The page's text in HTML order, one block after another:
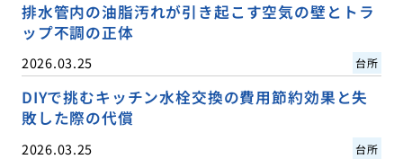
排水管内の油脂汚れが引き起こす空気の壁とトラ
ップ不調の正体
2026.03.25 台所
DIYで挑むキッチン水栓交換の費用節約効果と失
敗した際の代償
2026.03.25 台所